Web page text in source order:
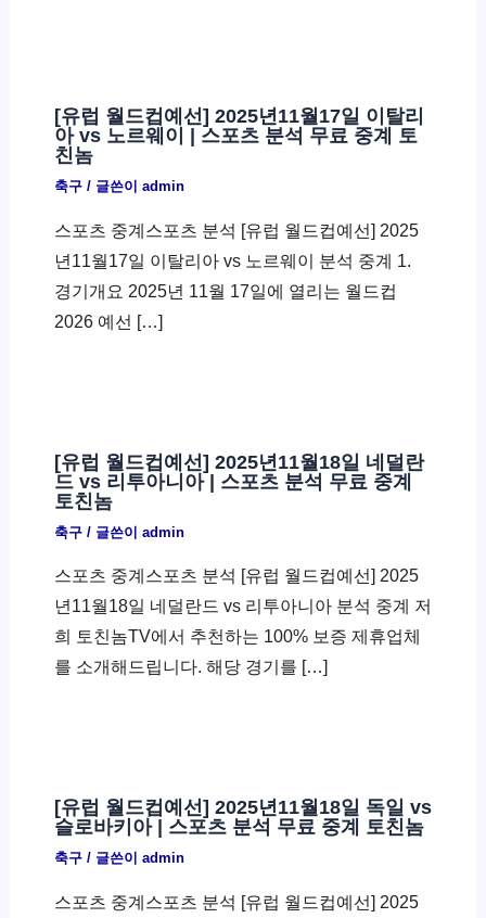
[유럽 월드컵예선] 2025년11월17일 이탈리
아 vs 노르웨이 | 스포츠 분석 무료 중계 토
친놈
축구/ 글쓴이 admin
스포츠 중계스포츠 분석 [유럽 월드컵예선] 2025
년11월17일 이탈리아 vs 노르웨이 분석 중계 1.
경기개요 2025년 11월 17일에 열리는 월드컵
2026 예선 […]
[유럽 월드컵예선] 2025년11월18일 네덜란
드 vs 리투아니아 | 스포츠 분석 무료 중계
토친놈
축구/ 글쓴이 admin
스포츠 중계스포츠 분석 [유럽 월드컵예선] 2025
년11월18일 네덜란드 vs 리투아니아 분석 중계 저
희 토친놈TV에서 추천하는 100% 보증 제휴업체
를 소개해드립니다. 해당 경기를 […]
[유럽 월드컵예선] 2025년11월18일 독일 vs
슬로바키아 | 스포츠 분석 무료 중계 토친놈
축구/ 글쓴이 admin
스포츠 중계스포츠 분석 [유럽 월드컵예선] 2025